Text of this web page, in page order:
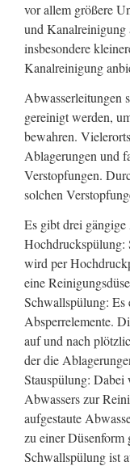
vor allem größere
und Kanalreinigung
insbesondere
Kanalreinigung
Abwasserleitungen
gereinigt werden,
bewahren.
Ablagerungen und
Verstopfungen.
solchen
Es gibt drei
Hochdruckspülung:
wird per
eine
Schwallspülung: Es
Absperrelemente.
auf und nach
der die
Stauspülung: Dabei
Abwassers zur
aufgestaute
zu einer
Schwallspülung ist